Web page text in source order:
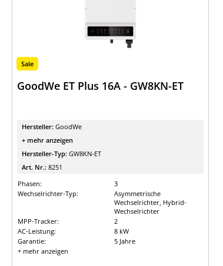
Sale
GoodWe ET Plus 16A - GW8KN-ET
Hersteller: GoodWe
+ mehr anzeigen
Hersteller-Typ: GW8KN-ET
Art. Nr.: 8251
Phasen:
3
Wechselrichter-Typ:
Asymmetrische
Wechselrichter, Hybrid-
Wechselrichter
MPP-Tracker:
2
AC-Leistung:
8 kW
Garantie:
5 Jahre
+ mehr anzeigen